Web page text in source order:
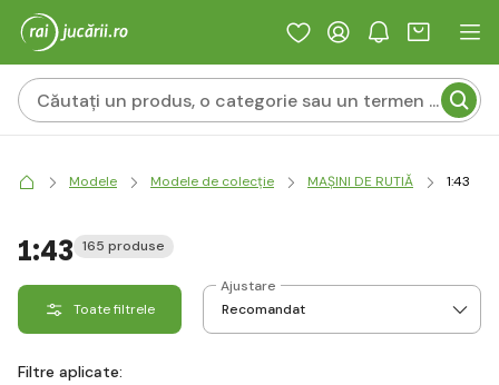
Modele Modele de colecție MAȘINI DE RUTIĂ 1:43
1:43 165 produse
Toate filtrele
Ajustare
Filtre aplicate: